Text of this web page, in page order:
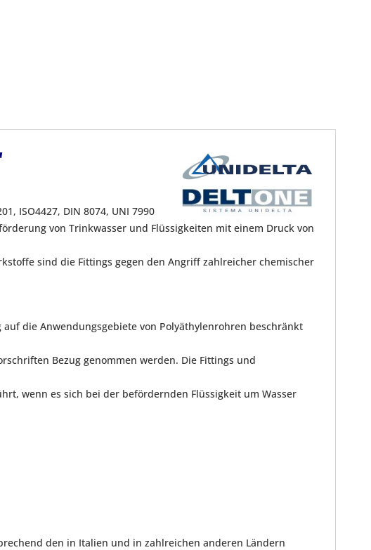
ISO4427, DIN 8074, UNI 7990
von Trinkwasser und Flüssigkeiten mit einem Druck von
sind die Fittings gegen den Angriff zahlreicher chemischer
die Anwendungsgebiete von Polyäthylenrohren beschränkt
Bezug genommen werden. Die Fittings und
wenn es sich bei der befördernden Flüssigkeit um Wasser
den in Italien und in zahlreichen anderen Ländern